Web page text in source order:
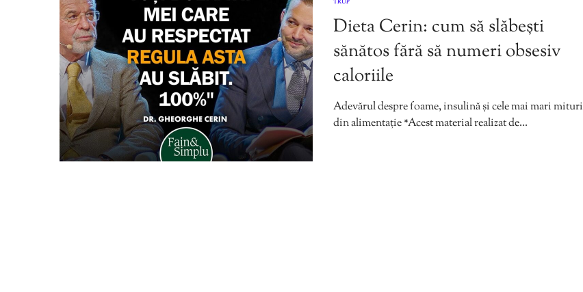
TRUP
Dieta Cerin: cum să slăbești
sănătos fără să numeri obsesiv
caloriile
Adevărul despre foame, insulină și cele mai mari mituri
din alimentație *Acest material realizat de…